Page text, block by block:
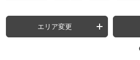
エリア変更